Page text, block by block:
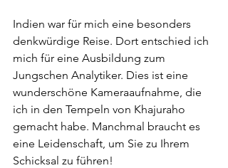
Indien war für mich eine besonders
denkwürdige Reise. Dort entschied ich
mich für eine Ausbildung zum
Jungschen Analytiker. Dies ist eine
wunderschöne Kameraaufnahme, die
ich in den Tempeln von Khajuraho
gemacht habe. Manchmal braucht es
eine Leidenschaft, um Sie zu Ihrem
Schicksal zu führen!